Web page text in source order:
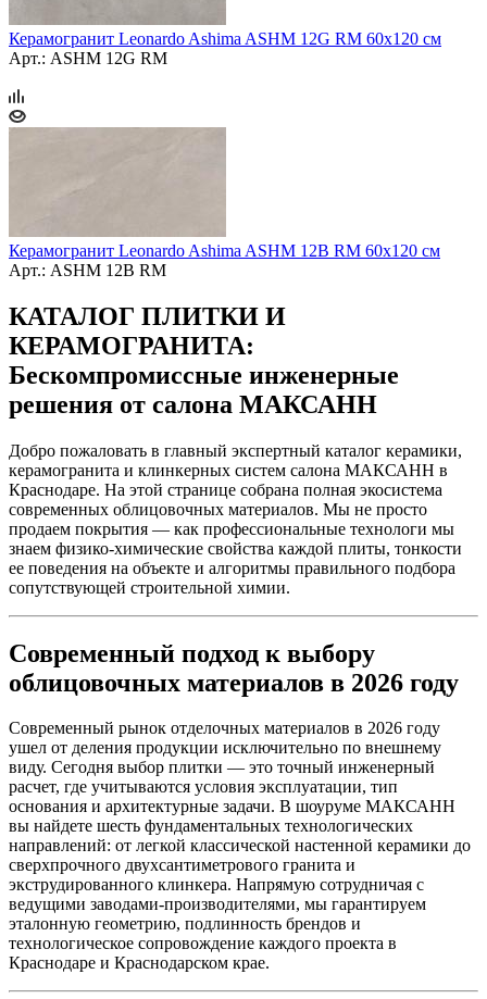
Керамогранит Leonardo Ashima ASHM 12G RM 60х120 см
Арт.: ASHM 12G RM
Керамогранит Leonardo Ashima ASHM 12B RM 60х120 см
Арт.: ASHM 12B RM
КАТАЛОГ ПЛИТКИ И
КЕРАМОГРАНИТА:
Бескомпромиссные инженерные
решения от салона МАКСАНН
Добро пожаловать в главный экспертный каталог керамики,
керамогранита и клинкерных систем салона МАКСАНН в
Краснодаре. На этой странице собрана полная экосистема
современных облицовочных материалов. Мы не просто
продаем покрытия — как профессиональные технологи мы
знаем физико-химические свойства каждой плиты, тонкости
ее поведения на объекте и алгоритмы правильного подбора
сопутствующей строительной химии.
Современный подход к выбору
облицовочных материалов в 2026 году
Современный рынок отделочных материалов в 2026 году
ушел от деления продукции исключительно по внешнему
виду. Сегодня выбор плитки — это точный инженерный
расчет, где учитываются условия эксплуатации, тип
основания и архитектурные задачи. В шоуруме МАКСАНН
вы найдете шесть фундаментальных технологических
направлений: от легкой классической настенной керамики до
сверхпрочного двухсантиметрового гранита и
экструдированного клинкера. Напрямую сотрудничая с
ведущими заводами‑производителями, мы гарантируем
эталонную геометрию, подлинность брендов и
технологическое сопровождение каждого проекта в
Краснодаре и Краснодарском крае.